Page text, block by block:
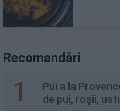
Recomandări
1
Pui a la
de pui, roșii,